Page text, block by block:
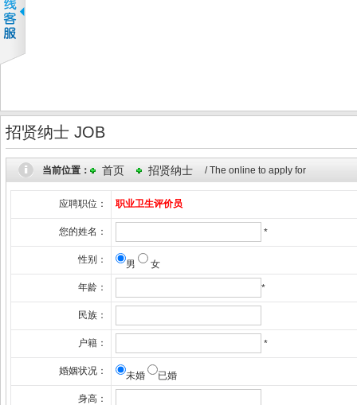
招贤纳士 JOB
当前位置： 首页 招贤纳士 / The online to apply for
应聘职位： 职业卫生评价员
您的姓名： *
性别： 男 女
年龄： *
民族：
户籍： *
婚姻状况： 未婚 已婚
身高：